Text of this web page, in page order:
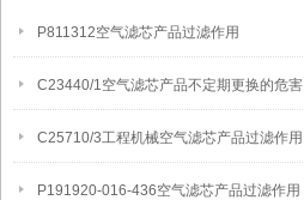
P811312空气滤芯产品过滤作用
C23440/1空气滤芯产品不定期更换的危害
C25710/3工程机械空气滤芯产品过滤作用
P191920-016-436空气滤芯产品过滤作用